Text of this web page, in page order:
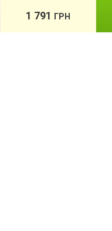
1 791 ГРН